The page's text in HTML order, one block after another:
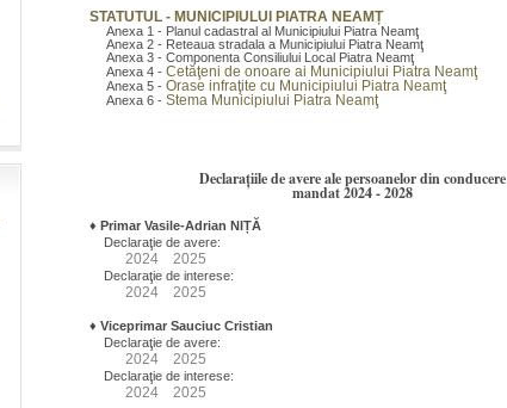
STATUTUL - MUNICIPIULUI PIATRA NEAMȚ
Anexa 1 - Planul cadastral al Municipiului Piatra Neamţ
Anexa 2 - Reteaua stradala a Municipiului Piatra Neamţ
Anexa 3 - Componenta Consiliului Local Piatra Neamţ
Anexa 4 - Cetăţeni de onoare ai Municipiului Piatra Neamţ
Anexa 5 - Orase infraţite cu Municipiului Piatra Neamţ
Anexa 6 - Stema Municipiului Piatra Neamţ
Declarațiile de avere ale persoanelor din conducere
mandat 2024 - 2028
♦ Primar Vasile-Adrian NIȚĂ
Declaraţie de avere:
2024 2025
Declaraţie de interese:
2024 2025
♦ Viceprimar Sauciuc Cristian
Declaraţie de avere:
2024 2025
Declaraţie de interese:
2024 2025